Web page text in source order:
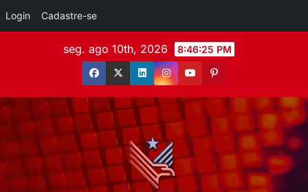
Login Cadastre-se
seg. ago 10th, 2026 8:46:26 PM